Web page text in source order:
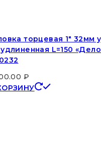
торцевая 1″ 32мм
L=150
₽